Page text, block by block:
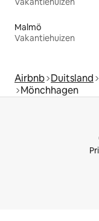
Malmö
Vakantiehuizen
Airbnb Duitsland
Mönchhagen